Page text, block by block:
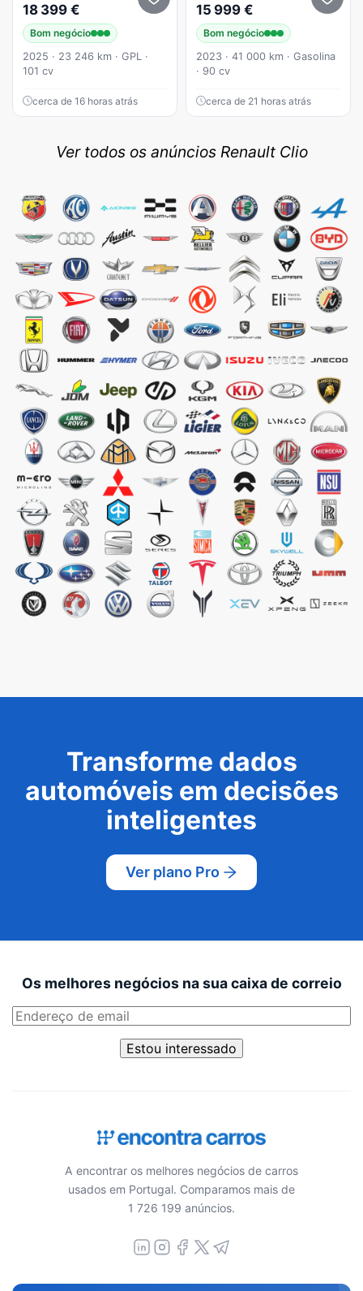
18 399 €
Bom negócio
2025 · 23 246 km · GPL ·
101 cv
cerca de 16 horas atrás
15 999 €
Bom negócio
2023 · 41 000 km · Gasolina
· 90 cv
cerca de 21 horas atrás
Ver todos os anúncios Renault Clio
Transforme dados
automóveis em decisões
inteligentes
Ver plano Pro
Os melhores negócios na sua caixa de correio
Estou interessado
A encontrar os melhores negócios de carros
usados em Portugal. Comparamos mais de
1 726 199 anúncios.